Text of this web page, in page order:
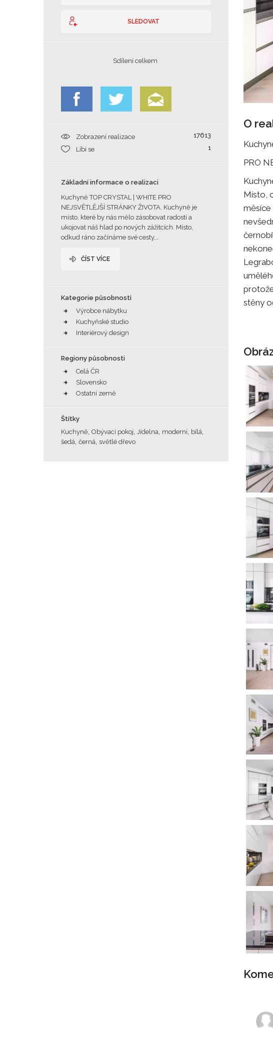
SLEDOVAT
Sdílení celkem
Zobrazení realizace
17613
Líbí se
1
Základní informace o realizaci
Kuchyně TOP CRYSTAL | WHITE PRO
NEJSVĚTLĚJŠÍ STRÁNKY ŽIVOTA. Kuchyně je
místo, které by nás mělo zásobovat radostí a
ukojovat náš hlad po nových zážitcích. Místo,
odkud ráno začínáme své cesty,…
ČÍST VÍCE
Kategorie působnosti
Výrobce nábytku
Kuchyňské studio
Interiérový design
Regiony působnosti
Celá ČR
Slovensko
Ostatní země
Štítky
Kuchyně Obývací pokoj Jídelna moderní bílá
šedá černá světlé dřevo
O
PRO
Místo,
měsíce
stěny